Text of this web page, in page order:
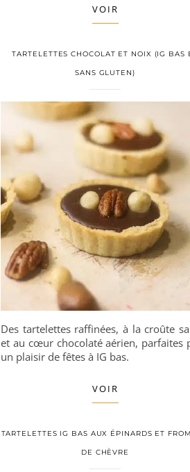
VOIR
TARTELETTES CHOCOLAT ET NOIX (IG BAS
SANS GLUTEN)
Des tartelettes raffinées, à la croûte
et au cœur chocolaté aérien, parfaites
un plaisir de fêtes à IG bas.
VOIR
TARTELETTES IG BAS AUX ÉPINARDS ET
DE CHÈVRE